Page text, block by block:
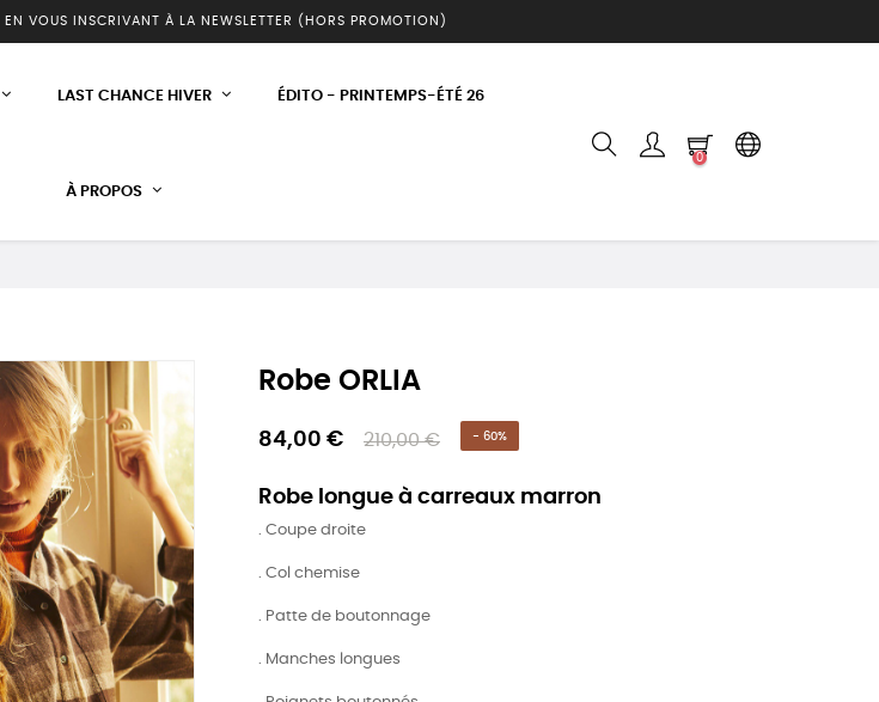
EN VOUS INSCRIVANT À LA NEWSLETTER (HORS PROMOTION)
LAST CHANCE HIVER ÉDITO - PRINTEMPS-ÉTÉ 26
À PROPOS
0
Robe ORLIA
84,00 € 210,00 € - 60%
Robe longue à carreaux marron
. Coupe droite
. Col chemise
. Patte de boutonnage
. Manches longues